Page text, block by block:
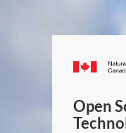
Open